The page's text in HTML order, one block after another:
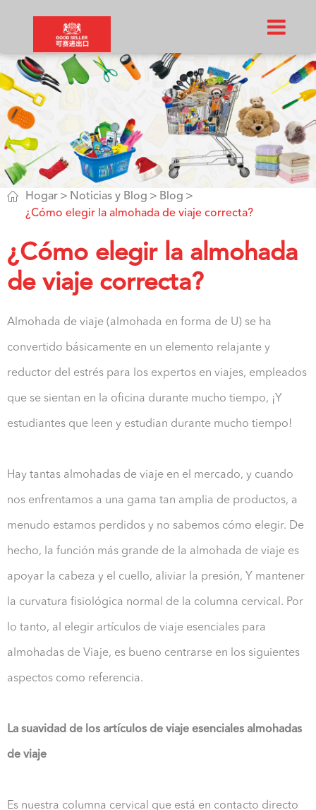
 Hogar Noticias y Blog
Blog
¿Cómo elegir la almohada de viaje correcta?
¿Cómo elegir la almohada
de viaje correcta?
Almohada de viaje (almohada en forma de U) se ha
convertido básicamente en un elemento relajante y
reductor del estrés para los expertos en viajes, empleados
que se sientan en la oficina durante mucho tiempo, ¡Y
estudiantes que leen y estudian durante mucho tiempo!
Hay tantas almohadas de viaje en el mercado, y cuando
nos enfrentamos a una gama tan amplia de productos, a
menudo estamos perdidos y no sabemos cómo elegir. De
hecho, la función más grande de la almohada de viaje es
apoyar la cabeza y el cuello, aliviar la presión, Y mantener
la curvatura fisiológica normal de la columna cervical. Por
lo tanto, al elegir artículos de viaje esenciales para
almohadas de Viaje, es bueno centrarse en los siguientes
aspectos como referencia.
La suavidad de los artículos de viaje esenciales almohadas
de viaje
Es nuestra columna cervical que está en contacto directo